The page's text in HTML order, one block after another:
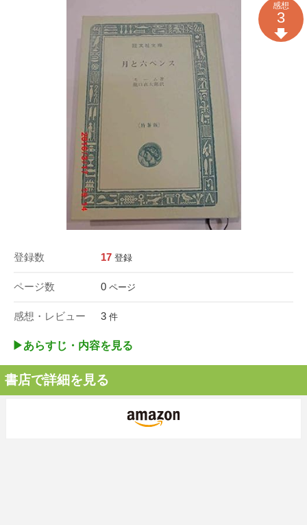
登録数 17 登録
ページ数 0 ページ
感想・レビュー 3 件
感想
3
▶︎あらすじ・内容を見る
書店で詳細を見る